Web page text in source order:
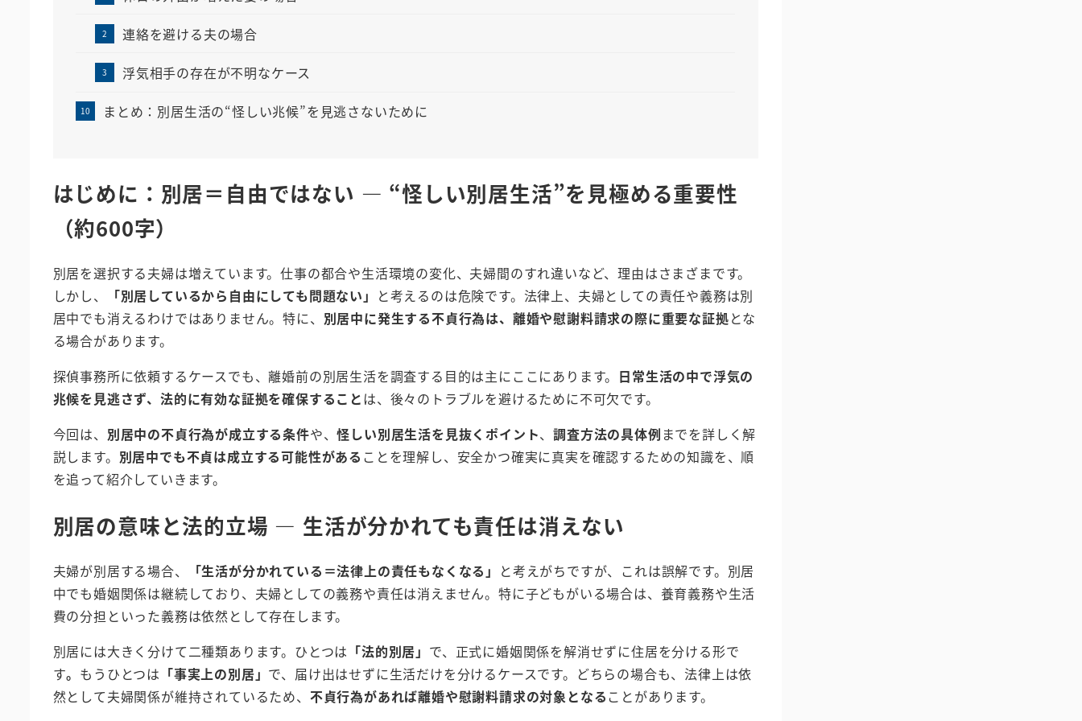
連絡を避ける夫の場合
浮気相手の存在が不明なケース
まとめ：別居生活の“怪しい兆候”を見逃さないために
はじめに：別居＝自由ではない ― “怪しい別居生活”を見極める重要性
（約600字）
別居を選択する夫婦は増えています。仕事の都合や生活環境の変化、夫婦間のすれ違いなど、理由はさまざまです。
しかし、
「別居しているから自由にしても問題ない」 と考えるのは危険です。法律上、夫婦としての責任や義務は別
居中でも消えるわけではありません。特に、 別居中に発生する不貞行為は、離婚や慰謝料請求の際に重要な証拠とな
る場合があります。
探偵事務所に依頼するケースでも、離婚前の別居生活を調査する目的は主にここにあります。 日常生活の中で浮気の
兆候を見逃さず、法的に有効な証拠を確保することは、後々のトラブルを避けるために不可欠です。
今回は、 別居中の不貞行為が成立する条件や、怪しい別居生活を見抜くポイント、調査方法の具体例 までを詳しく解
説します。 別居中でも不貞は成立する可能性がある ことを理解し、安全かつ確実に真実を確認するための知識を、順
を追って紹介していきます。
別居の意味と法的立場 ― 生活が分かれても責任は消えない
夫婦が別居する場合、 「生活が分かれている＝法律上の責任もなくなる」 と考えがちですが、これは誤解です。別居
中でも婚姻関係は継続しており、夫婦としての義務や責任は消えません。特に子どもがいる場合は、養育義務や生活
費の分担といった義務は依然として存在します。
別居には大きく分けて二種類あります。ひとつは 「法的別居」 で、正式に婚姻関係を解消せずに住居を分ける形で
す。 もうひとつは 「事実上の別居」 で、届け出はせずに生活だけを分けるケースです。どちらの場合も、法律上は依
然として夫婦関係が維持されているため、 不貞行為があれば離婚や慰謝料請求の対象となることがあります。